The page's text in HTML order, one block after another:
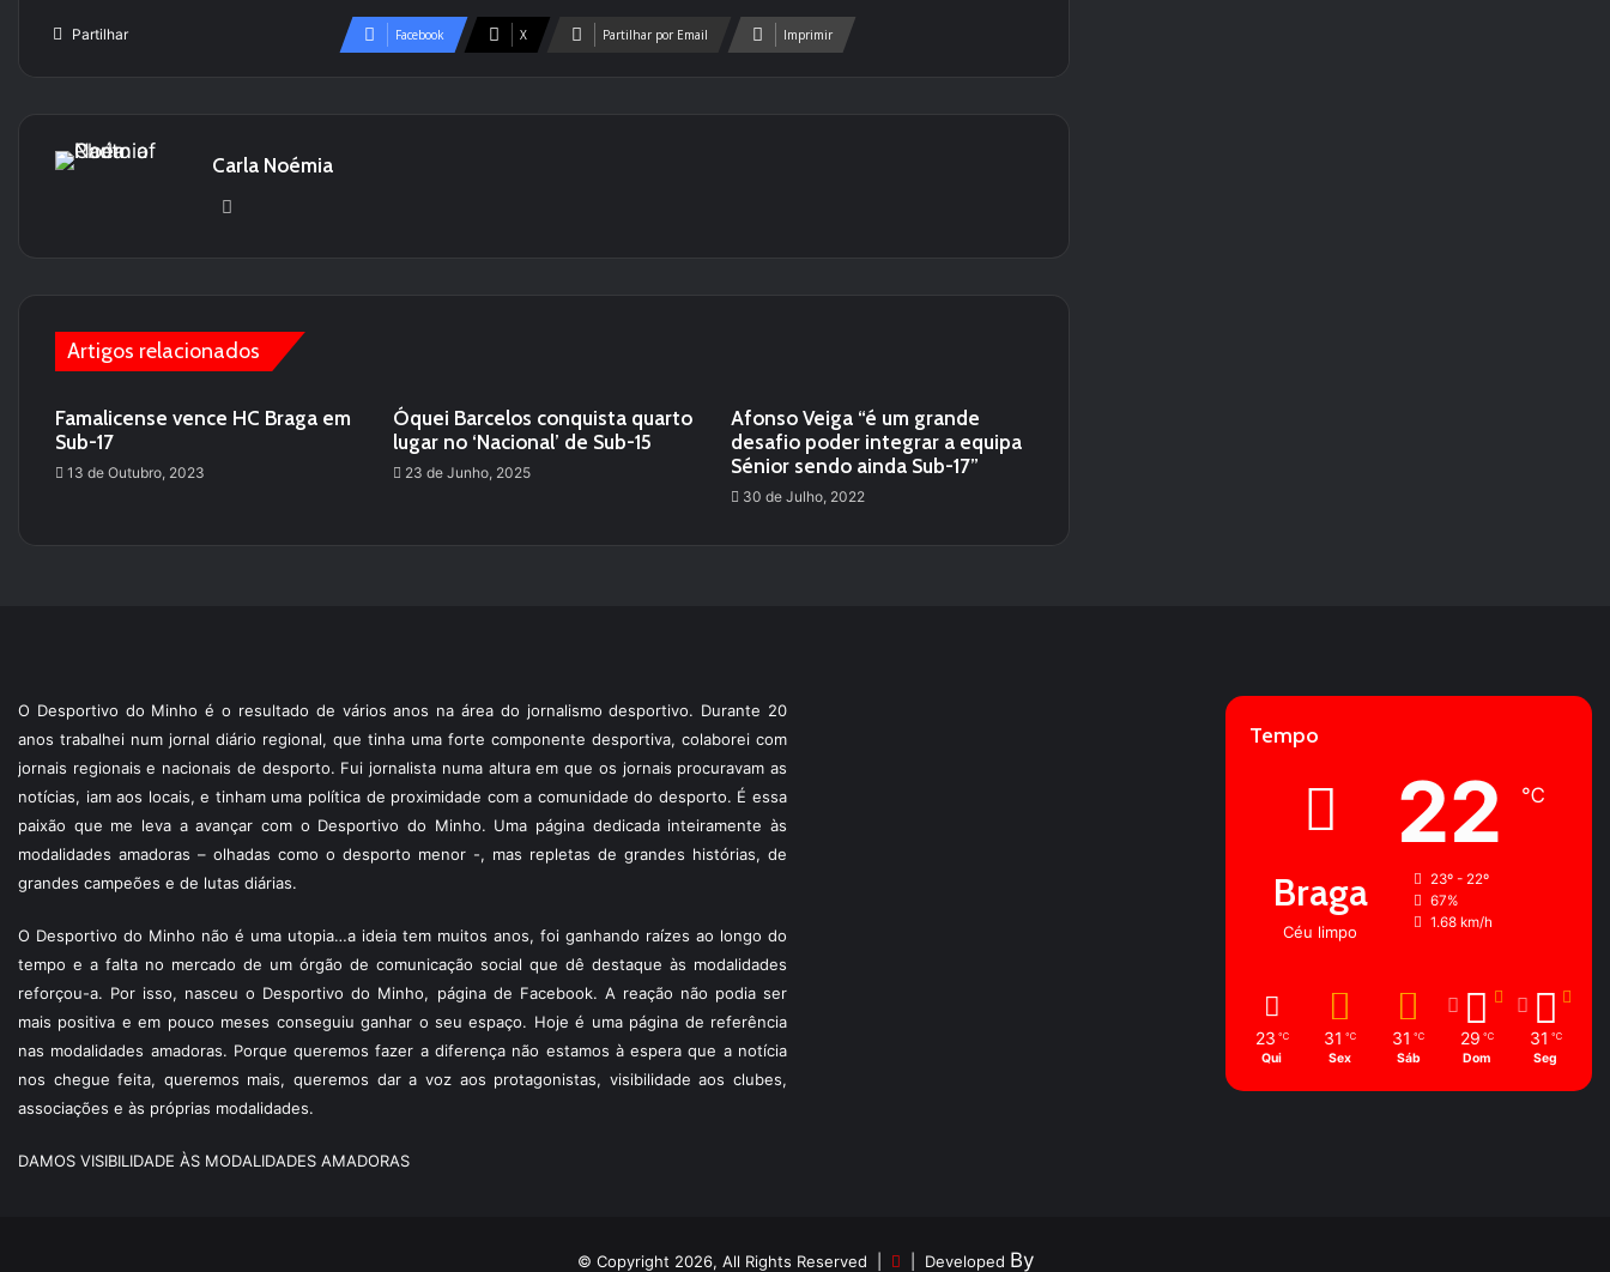
Partilhar Facebook X Partilhar por Email Imprimir
Carla Noémia
Artigos relacionados
Famalicense vence HC Braga em
Sub-17
13 de Outubro, 2023
Óquei Barcelos conquista quarto
lugar no ‘Nacional’ de Sub-15
23 de Junho, 2025
Afonso Veiga “é um grande
desafio poder integrar a equipa
Sénior sendo ainda Sub-17”
30 de Julho, 2022
O Desportivo do Minho é o resultado de vários anos na área do jornalismo desportivo. Durante 20
anos trabalhei num jornal diário regional, que tinha uma forte componente desportiva, colaborei com
jornais regionais e nacionais de desporto. Fui jornalista numa altura em que os jornais procuravam as
notícias, iam aos locais, e tinham uma política de proximidade com a comunidade do desporto. É essa
paixão que me leva a avançar com o Desportivo do Minho. Uma página dedicada inteiramente às
modalidades amadoras – olhadas como o desporto menor -, mas repletas de grandes histórias, de
grandes campeões e de lutas diárias.
O Desportivo do Minho não é uma utopia…a ideia tem muitos anos, foi ganhando raízes ao longo do
tempo e a falta no mercado de um órgão de comunicação social que dê destaque às modalidades
reforçou-a. Por isso, nasceu o Desportivo do Minho, página de Facebook. A reação não podia ser
mais positiva e em pouco meses conseguiu ganhar o seu espaço. Hoje é uma página de referência
nas modalidades amadoras. Porque queremos fazer a diferença não estamos à espera que a notícia
nos chegue feita, queremos mais, queremos dar a voz aos protagonistas, visibilidade aos clubes,
associações e às próprias modalidades.
DAMOS VISIBILIDADE ÀS MODALIDADES AMADORAS
Tempo
Braga
Céu limpo
22 ℃
23º - 22º
67%
1.68 km/h
23 ℃
Qui
31 ℃
Sex
31 ℃
Sáb
29 ℃
Dom
31 ℃
Seg
© Copyright 2026, All Rights Reserved | | Developed By